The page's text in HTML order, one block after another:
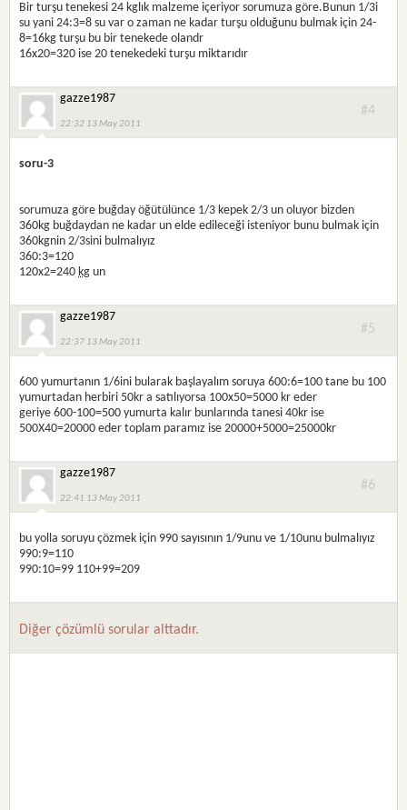
Bir turşu tenekesi 24 kglık malzeme içeriyor sorumuza göre.Bunun 1/3i
su yani 24:3=8 su var o zaman ne kadar turşu olduğunu bulmak için 24-
8=16kg turşu bu bir tenekede olandr
16x20=320 ise 20 tenekedeki turşu miktarıdır
gazze1987
22:32 13 May 2011
#4
soru-3
sorumuza göre buğday öğütülünce 1/3 kepek 2/3 un oluyor bizden
360kg buğdaydan ne kadar un elde edileceği isteniyor bunu bulmak için
360kgnin 2/3sini bulmalıyız
360:3=120
120x2=240 kg un
gazze1987
22:37 13 May 2011
#5
600 yumurtanın 1/6ini bularak başlayalım soruya 600:6=100 tane bu 100
yumurtadan herbiri 50kr a satılıyorsa 100x50=5000 kr eder
geriye 600-100=500 yumurta kalır bunlarında tanesi 40kr ise
500X40=20000 eder toplam paramız ise 20000+5000=25000kr
gazze1987
22:41 13 May 2011
#6
bu yolla soruyu çözmek için 990 sayısının 1/9unu ve 1/10unu bulmalıyız
990:9=110
990:10=99 110+99=209
Diğer çözümlü sorular alttadır.